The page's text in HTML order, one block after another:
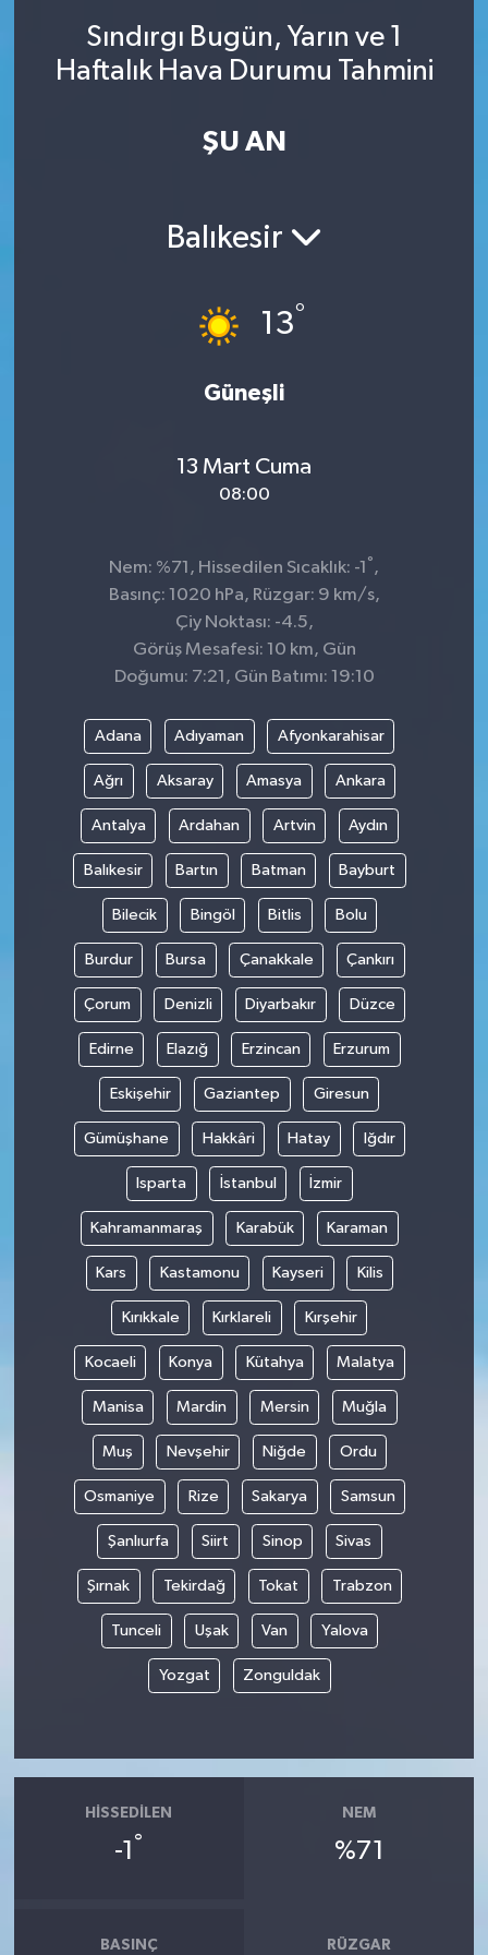
Sındırgı Bugün, Yarın ve 1
Haftalık Hava Durumu Tahmini
ŞU AN
Balıkesir
13°
Güneşli
13 Mart Cuma
08:00
Nem: %71, Hissedilen Sıcaklık: -1 ° ,
Basınç: 1020 hPa, Rüzgar: 9 km/s,
Çiy Noktası: -4.5,
Görüş Mesafesi: 10 km, Gün
Doğumu: 7:21, Gün Batımı: 19:10
Adana Adıyaman Afyonkarahisar
Ağrı Aksaray Amasya Ankara
Antalya Ardahan Artvin Aydın
Balıkesir Bartın Batman Bayburt
Bilecik Bingöl Bitlis Bolu
Burdur Bursa Çanakkale Çankırı
Çorum Denizli Diyarbakır Düzce
Edirne Elazığ Erzincan Erzurum
Eskişehir Gaziantep Giresun
Gümüşhane Hakkâri Hatay Iğdır
Isparta İstanbul İzmir
Kahramanmaraş Karabük Karaman
Kars Kastamonu Kayseri Kilis
Kırıkkale Kırklareli Kırşehir
Kocaeli Konya Kütahya Malatya
Manisa Mardin Mersin Muğla
Muş Nevşehir Niğde Ordu
Osmaniye Rize Sakarya Samsun
Şanlıurfa Siirt Sinop Sivas
Şırnak Tekirdağ Tokat Trabzon
Tunceli Uşak Van Yalova
Yozgat Zonguldak
HISSEDILEN
-1 °
NEM
%71
BASINÇ RÜZGAR
SINAVLAR
AKADEMİK/BİLİM